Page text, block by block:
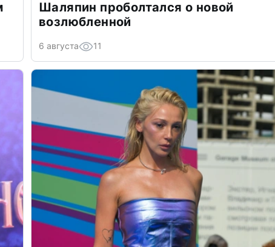
Шаляпин проболтался о новой
возлюбленной
6 августа 11